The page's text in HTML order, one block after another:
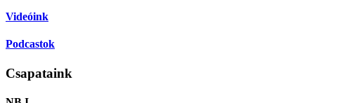
Videóink
Podcastok
Csapataink